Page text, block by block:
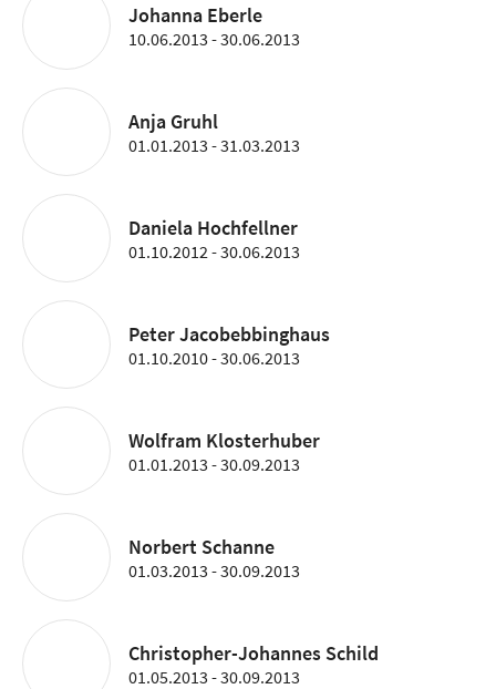
Johanna Eberle
10.06.2013 - 30.06.2013
Anja Gruhl
01.01.2013 - 31.03.2013
Daniela Hochfellner
01.10.2012 - 30.06.2013
Peter Jacobebbinghaus
01.10.2010 - 30.06.2013
Wolfram Klosterhuber
01.01.2013 - 30.09.2013
Norbert Schanne
01.03.2013 - 30.09.2013
Christopher-Johannes Schild
01.05.2013 - 30.09.2013